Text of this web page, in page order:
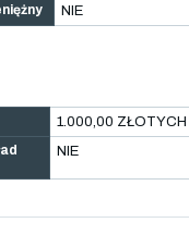
NIE
1.000,00 ZŁOTYCH
NIE